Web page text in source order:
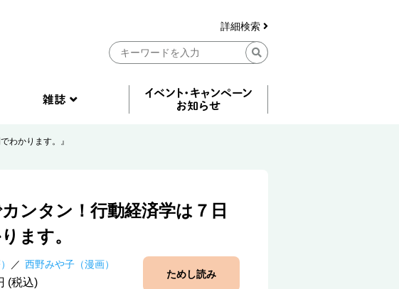
詳細検索
わかります。』
ンタン！行動経済学は７日
ます。
ためし読み
西野みや子（漫画）
(税込)